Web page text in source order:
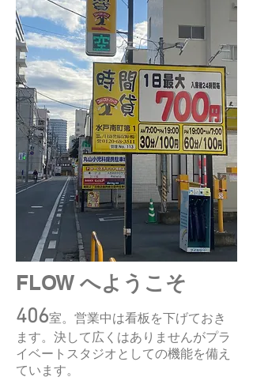
FLOW へようこそ
406室。営業中は看板を下げておき
ます。決して広くはありませんがプラ
イベートスタジオとしての機能を備え
ています。